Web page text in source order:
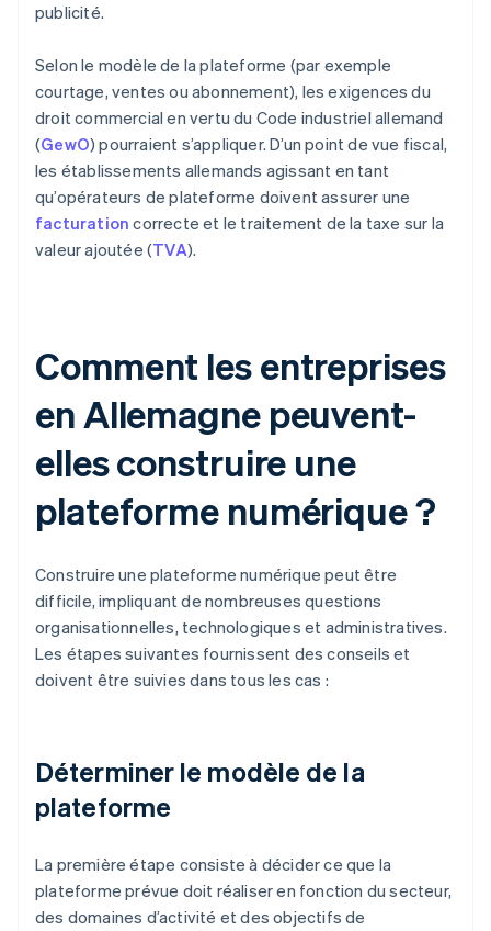
publicité.
Selon le modèle de la plateforme (par exemple
courtage, ventes ou abonnement), les exigences du
droit commercial en vertu du Code industriel allemand
(GewO) pourraient s’appliquer. D’un point de vue fiscal,
les établissements allemands agissant en tant
qu’opérateurs de plateforme doivent assurer une
facturation correcte et le traitement de la taxe sur la
valeur ajoutée (TVA).
Comment les entreprises
en Allemagne peuvent-
elles construire une
plateforme numérique ?
Construire une plateforme numérique peut être
difficile, impliquant de nombreuses questions
organisationnelles, technologiques et administratives.
Les étapes suivantes fournissent des conseils et
doivent être suivies dans tous les cas :
Déterminer le modèle de la
plateforme
La première étape consiste à décider ce que la
plateforme prévue doit réaliser en fonction du secteur,
des domaines d’activité et des objectifs de